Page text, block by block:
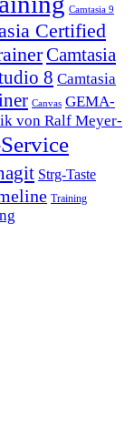
Camtasia 9
Certified
Camtasia
8 Camtasia
Canvas GEMA-
von Ralf Meyer-
Strg-Taste
Training